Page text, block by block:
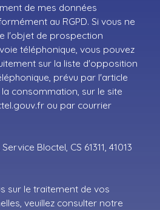
de mes données
au RGPD. Si vous ne
l'objet de prospection
téléphonique, vous pouvez
sur la liste d'opposition
prévu par l'article
la consommation, sur le site
ou par courrier
Bloctel, CS 61311, 41013
sur le traitement de vos
veuillez consulter notre